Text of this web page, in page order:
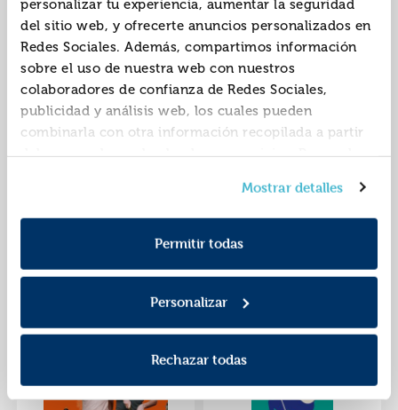
personalizar tu experiencia, aumentar la seguridad
del sitio web, y ofrecerte anuncios personalizados en
Redes Sociales. Además, compartimos información
sobre el uso de nuestra web con nuestros
colaboradores de confianza de Redes Sociales,
publicidad y análisis web, los cuales pueden
combinarla con otra información recopilada a partir
del uso que hayas hecho de sus servicios. Recuerda
consentimiento en cualquier momento. Para más
información consulta laPolítica de Cookiesy la
Política de Privacidad.
Mostrar detalles
Permitir todas
Personalizar
Rechazar todas
(@noemimisma), Noemí
Plaza Y Janes
Autor:Tamayo, Carles
Romantasy: una
para colorear
Editorial:
Autor:Jarén, Ana